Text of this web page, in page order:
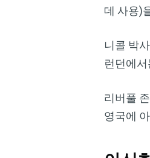
데 사용)
니콜 박
런던에
리버풀
영국에